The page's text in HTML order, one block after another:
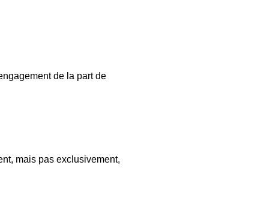
de la part de
mais pas exclusivement,